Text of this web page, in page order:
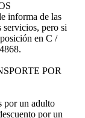
informa de las
servicios, pero si
en C /
POR
por un adulto
por un